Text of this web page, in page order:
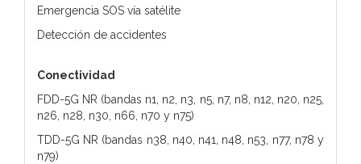
Emergencia SOS vía satélite
Detección de accidentes
Conectividad
FDD-5G NR (bandas n1, n2, n3, n5, n7, n8, n12, n20, n25,
n26, n28, n30, n66, n70 y n75)
TDD-5G NR (bandas n38, n40, n41, n48, n53, n77, n78 y
n79)